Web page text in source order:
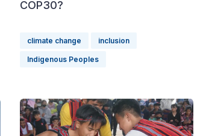
COP30?
climate change inclusion
Indigenous Peoples